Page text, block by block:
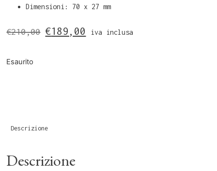
Dimensioni: 70 x 27 mm
€210,00 €189,00 iva inclusa
Esaurito
Descrizione
Descrizione